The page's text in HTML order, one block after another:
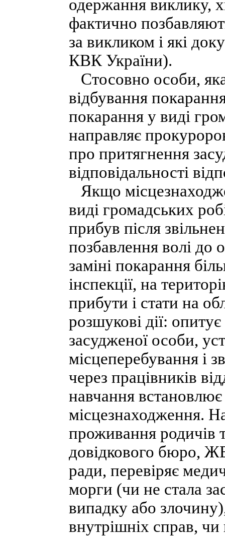
одержання виклику,
фактично
за викликом і які
КВК України).
Стосовно особи,
відбування
покарання у виді
направляє
про притягнення
відповідальності
Якщо
виді громадських
прибув після
позбавлення волі до
заміні покарання
інспекції, на
прибути і стати на
розшукові дії:
засудженої особи,
місцеперебування і
через працівників
навчання
місцезнаходження.
проживання родичів
довідкового бюро,
ради, перевіряє
морги (чи не стала
випадку або
внутрішніх справ,